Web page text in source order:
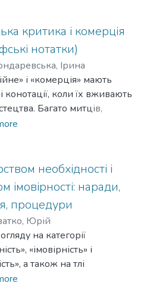
становленню його
світогляду.
критика і комерція
нотатки)
Ірина
і «комерція» мають
конотації, коли їх вживають
Багато митців,
знавців схильні розглядати
соціальні сфери.
необхідності і
імовірності: наради,
процедури
Юрій
на категорії
«імовірність» і
а також на тлі
для класичної риторики